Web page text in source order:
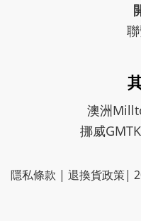
澳洲
挪威
隱私條款 | 退換貨政策|